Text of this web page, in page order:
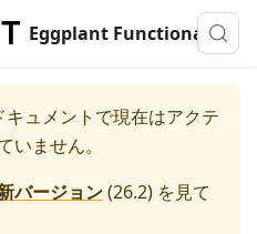
Eggplant Functionalのドキュメンテーション
キュメントで現在はアクテ
いません。
バージョン(26.2) を見て